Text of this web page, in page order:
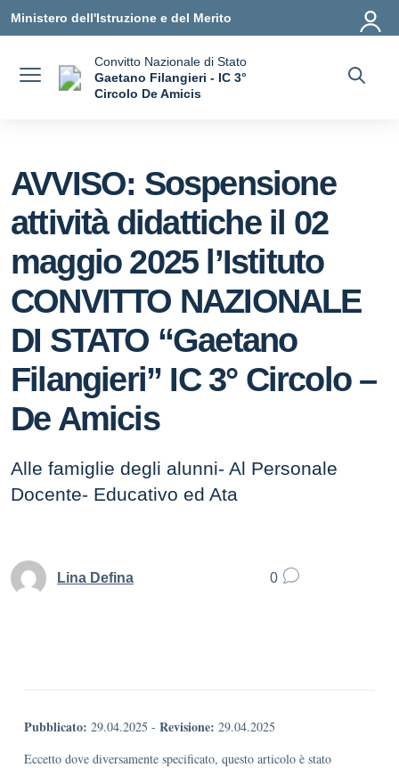
Ministero dell'Istruzione e del Merito
Convitto Nazionale di Stato
Gaetano Filangieri - IC 3°
Circolo De Amicis
AVVISO: Sospensione
attività didattiche il 02
maggio 2025 l’Istituto
CONVITTO NAZIONALE
DI STATO “Gaetano
Filangieri” IC 3° Circolo –
De Amicis
Alle famiglie degli alunni- Al Personale
Docente- Educativo ed Ata
Lina Defina 0
Pubblicato: 29.04.2025 - Revisione: 29.04.2025
Eccetto dove diversamente specificato, questo articolo è stato